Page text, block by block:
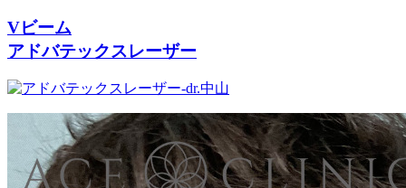
Vビーム
アドバテックスレーザー